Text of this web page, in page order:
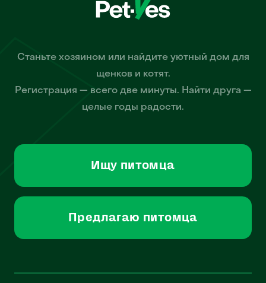
Станьте хозяином или найдите уютный дом для
щенков и котят.
Регистрация — всего две минуты. Найти друга —
целые годы радости.
Ищу питомца
Предлагаю питомца